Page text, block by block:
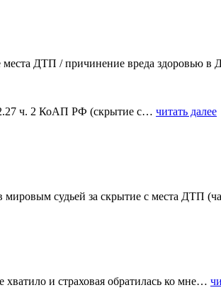
места ДТП / причинение вреда здоровью в
ч. 2 КоАП РФ (скрытие с… читать далее
мировым судьей за скрытие с места ДТП
и страховая обратилась ко мне…